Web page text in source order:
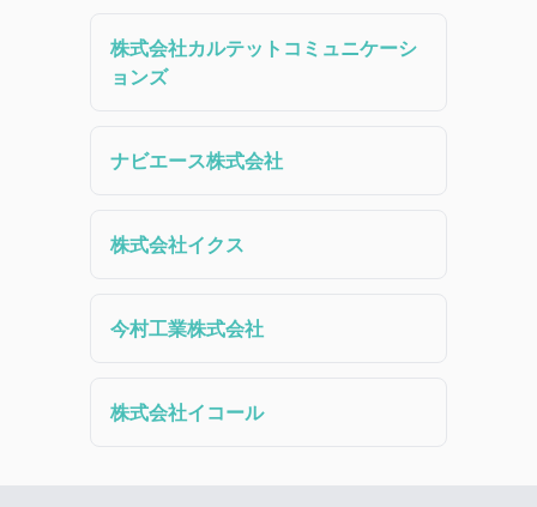
株式会社カルテットコミュニケーシ
ョンズ
ナビエース株式会社
株式会社イクス
今村工業株式会社
株式会社イコール